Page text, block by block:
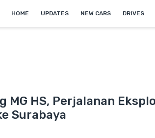
HOME UPDATES NEW CARS DRIVES
MG HS, Perjalanan
Surabaya